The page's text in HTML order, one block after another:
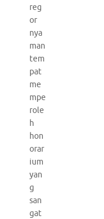
reg
or
nya
man
tem
pat
me
mpe
role
h
hon
orar
ium
yan
g
san
gat